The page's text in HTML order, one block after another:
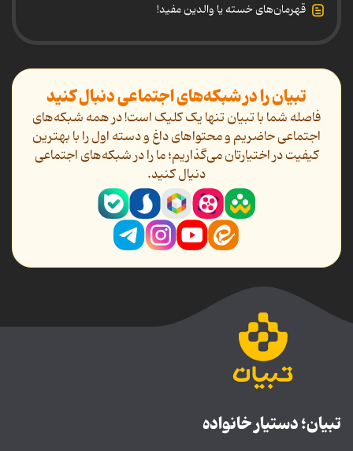
قهرمان‌های خسته یا والدین مفید!
تبیان را در شبکه‌های اجتماعی دنبال کنید
فاصله شما با تبیان تنها یک کلیک است! در همه شبکه‌های
اجتماعی حاضریم و محتواهای داغ و دسته اول را با بهترین
کیفیت در اختیارتان می‌گذاریم؛ ما را در شبکه‌های اجتماعی
دنیال کنید.
تبیان؛ دستیار خانواده